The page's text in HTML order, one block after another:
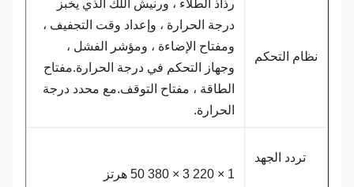
نظام التحكم
رذاذ الطلاء ، ورنيش اللك الذي يخبز
درجة الحرارة ، وإعداد وقت التجفيف ،
ومفتاح الإضاءة ، ومؤشر الفشل ،
وجهاز التحكم في درجة الحرارة.مفتاح
الطاقة ، مفتاح التوقف.مع محدد درجة
الحرارة.
تردد الجهد